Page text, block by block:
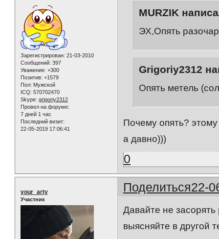
Зарегистрирован: 21-03-2010
Сообщений: 397
Уважение: +300
Позитив: +1579
Пол: Мужской
ICQ: 570702470
Skype: grigoriy2312
Провел на форуме:
7 дней 1 час
Последний визит:
22-05-2019 17:06:41
MURZIK
ЭХ,Опять
Grigoriy2312
Опять метель
Почему опять?
а давно)))
0
Поделиться22-
your_arty
Участник
Давайте не засорять
выясняйте в другой